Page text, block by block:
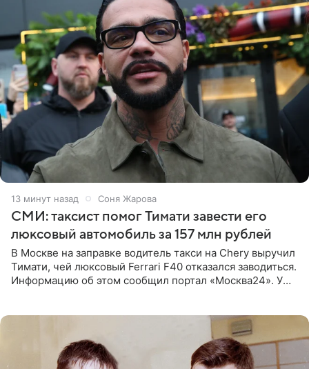
13 минут назад Соня Жарова
СМИ: таксист помог Тимати завести его
люксовый автомобиль за 157 млн рублей
В Москве на заправке водитель такси на Chery выручил
Тимати, чей люксовый Ferrari F40 отказался заводиться.
Информацию об этом сообщил портал «Москва24». У